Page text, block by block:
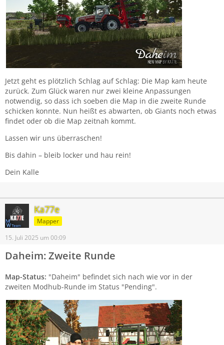
Jetzt geht es plötzlich Schlag auf Schlag: Die Map kam heute
zurück. Zum Glück waren nur zwei kleine Anpassungen
notwendig, so dass ich soeben die Map in die zweite Runde
schicken konnte. Nun heißt es abwarten, ob Giants noch etwas
findet oder ob die Map zeitnah kommt.
Lassen wir uns überraschen!
Bis dahin – bleib locker und hau rein!
Dein Kalle
Ka77e
Mapper
15. Juli 2025 um 00:09
Daheim: Zweite Runde
Map-Status: "Daheim" befindet sich nach wie vor in der
zweiten Modhub-Runde im Status "Pending".